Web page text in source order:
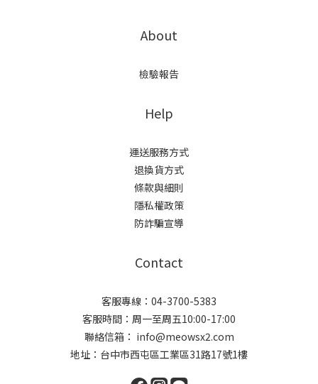
About
檢驗報告
Help
運送服務方式
退換貨方式
條款與細則
隱私權政策
防詐騙宣導
Contact
客服專線：04-3700-5383
客服時間：周一至周五10:00-17:00
聯絡信箱： info@meowsx2.com
地址：台中市西屯區工業區31路17號1樓